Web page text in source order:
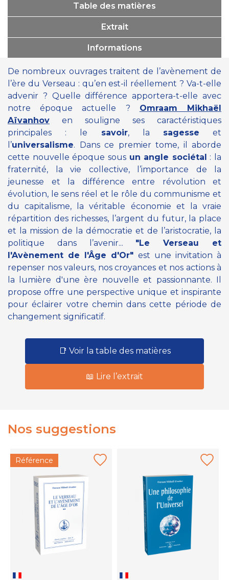
Table des matières
Extrait
Informations
De nombreux ouvrages traitent de l’avènement de
l’ère du Verseau : qu’en est-il réellement ? Va-t-elle
advenir ? Quelle différence apportera-t-elle avec
notre époque actuelle ? Omraam Mikhaël
Aïvanhov en souligne ses caractéristiques
principales : le savoir, la sagesse et
l’universalisme. Dans ce premier tome, il aborde
cette nouvelle époque sous un angle sociétal : la
fraternité, la vie collective, l’importance de la
jeunesse et la différence entre révolution et
évolution, le sens réel et le rôle du communisme et
du capitalisme, la véritable économie et la vraie
répartition des richesses, l’argent du futur, la place
et la mission de la démocratie et de l’aristocratie, la
politique dans l’avenir... "Le Verseau et
l'Avènement de l'Âge d'Or" est une invitation à
repenser nos valeurs, nos croyances et nos actions à
la lumière d'une ère nouvelle et passionnante. Il
propose offre une perspective unique et inspirante
pour éclairer votre chemin dans cette période de
changement significatif.
📑 Voir la table des matières
📖 Lire l’extrait
Nos suggestions
Référence